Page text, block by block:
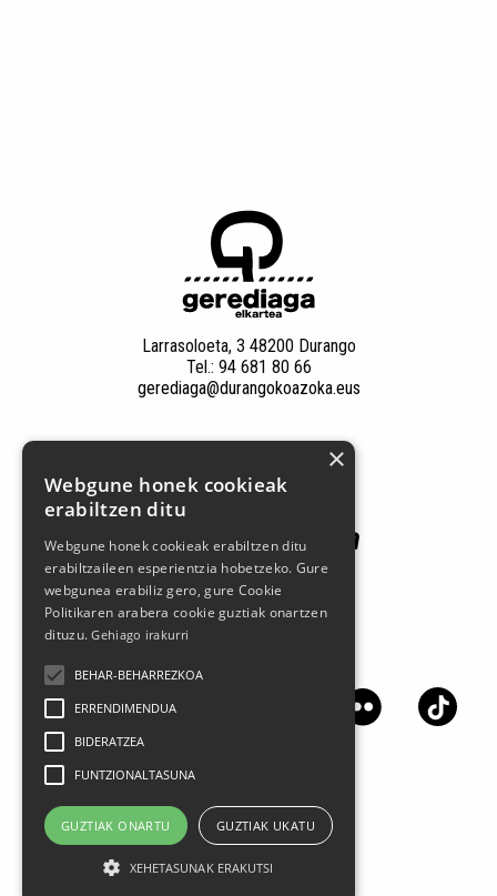
Larrasoloeta, 3 48200 Durango
Tel.: 94 681 80 66
gerediaga@durangokoazoka.eus
×
Webgune honek cookieak
erabiltzen ditu
Webgune honek cookieak erabiltzen ditu
erabiltzaileen esperientzia hobetzeko. Gure
webgunea erabiliz gero, gure Cookie
Politikaren arabera cookie guztiak onartzen
dituzu.Gehiago irakurri
BEHAR-BEHARREZKOA
ERRENDIMENDUA
BIDERATZEA
FUNTZIONALTASUNA
GUZTIAK ONARTU GUZTIAK UKATU
XEHETASUNAK ERAKUTSI